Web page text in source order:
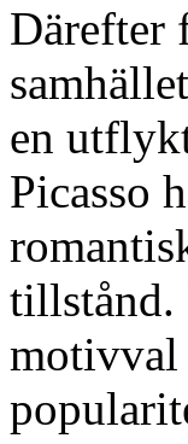
Därefter
en
Picasso
tillstånd.
motivval